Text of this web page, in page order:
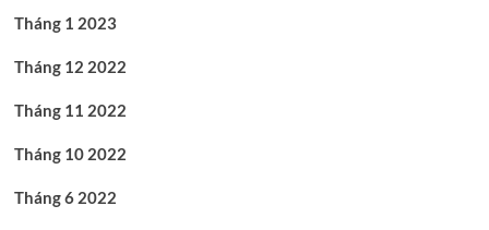
Tháng 1 2023
Tháng 12 2022
Tháng 11 2022
Tháng 10 2022
Tháng 6 2022